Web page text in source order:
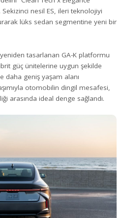
nesil ES, ileri teknolojiyi
lüks sedan segmentine yeni bir
tasarlanan GA-K platformu
güç ünitelerine uygun şekilde
daha geniş yaşam alanı
otomobilin dingil mesafesi,
arasında ideal denge sağlandı.